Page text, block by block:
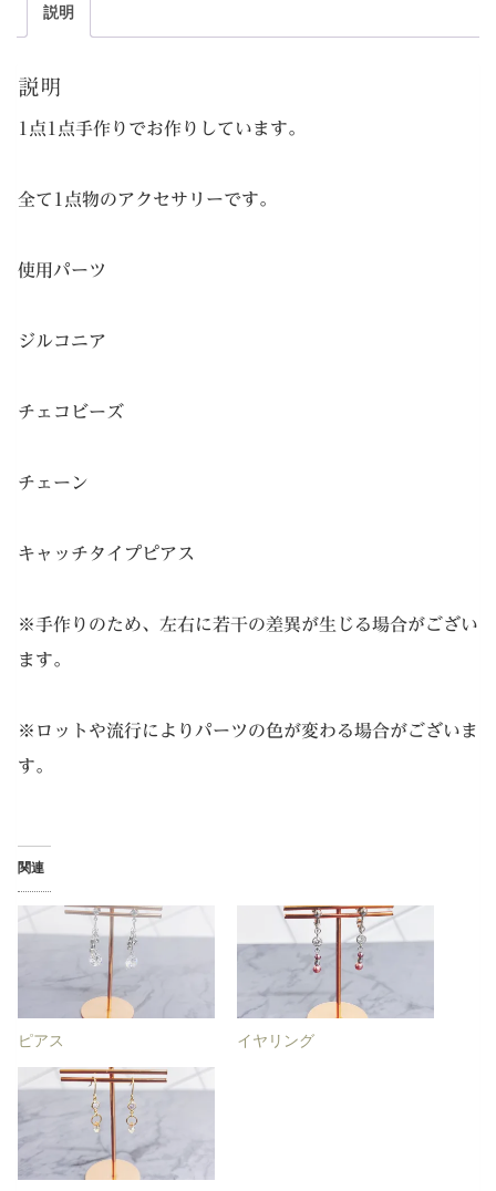
説明
説明
1点1点手作りでお作りしています。
全て1点物のアクセサリーです。
使用パーツ
ジルコニア
チェコビーズ
チェーン
キャッチタイプピアス
※手作りのため、左右に若干の差異が生じる場合がござい
ます。
※ロットや流行によりパーツの色が変わる場合がございま
す。
関連
ピアス イヤリング